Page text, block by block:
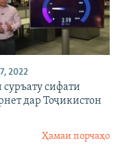
2022
суръату сифати
дар Тоҷикистон
Ҳамаи порчаҳо